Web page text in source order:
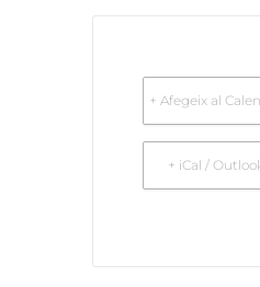
+ Afegeix al
+ iCal /